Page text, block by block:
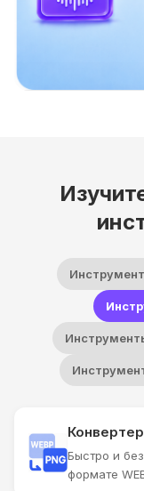
Конвертер
Быстро и
формате